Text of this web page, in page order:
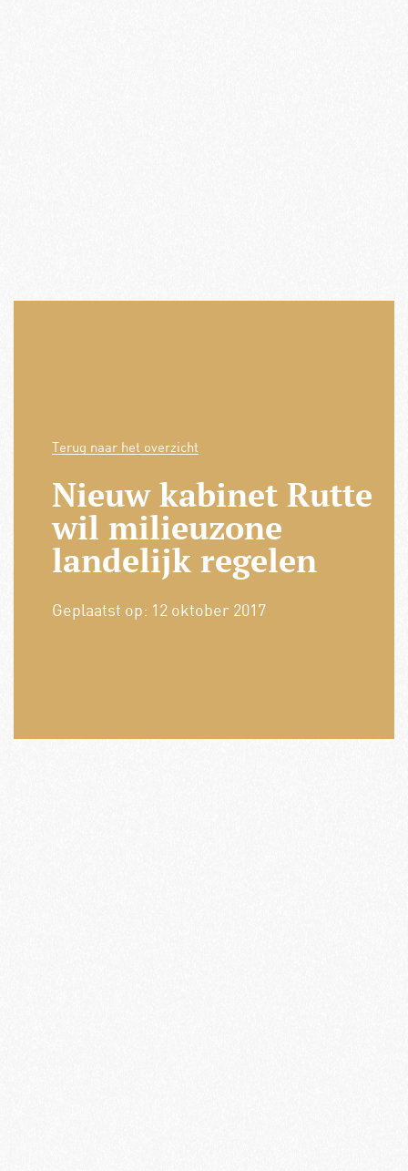
Terug naar het overzicht
Nieuw kabinet Rutte
wil milieuzone
landelijk regelen
Geplaatst op: 12 oktober 2017